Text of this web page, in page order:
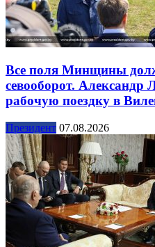
Все поля Минщины
севооборот. Александр
рабочую поездку в
Президент 07.08.2026